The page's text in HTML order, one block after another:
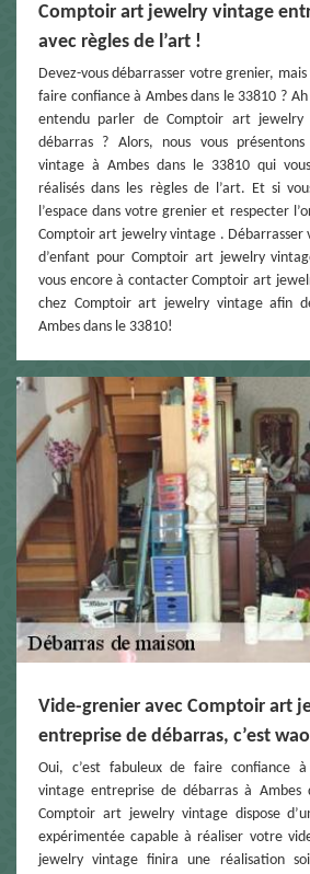
Comptoir art jewelry vintage
avec règles de l’art !
Devez-vous débarrasser votre grenier, mais
faire confiance à Ambes dans le 33810 ?
entendu parler de Comptoir art jewelry
débarras ? Alors, nous vous
vintage à Ambes dans le 33810 qui
réalisés dans les règles de l’art. Et si
l’espace dans votre grenier et respecter
Comptoir art jewelry vintage . Débarrasser
d’enfant pour Comptoir art jewelry
vous encore à contacter Comptoir art
chez Comptoir art jewelry vintage afin
Ambes dans le 33810!
Vide-grenier avec Comptoir art
entreprise de débarras, c’est
Oui, c’est fabuleux de faire confiance
vintage entreprise de débarras à Ambes
Comptoir art jewelry vintage dispose
expérimentée capable à réaliser votre
jewelry vintage finira une réalisation